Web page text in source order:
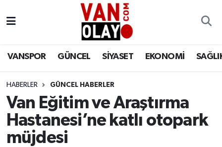
VANSPOR GÜNCEL SİYASET EKONOMİ
HABERLER GÜNCEL HABERLER
Van Eğitim ve Araştırma
Hastanesi’ne katlı otopark
müjdesi
Siyaset
Ekonomi
Sağlık
Van Nöbetçi Eczaneler
Van Namaz Vakitleri
Van Trafik Yoğunluk Haritası
Süper Lig Puan Durumu ve Fikstür